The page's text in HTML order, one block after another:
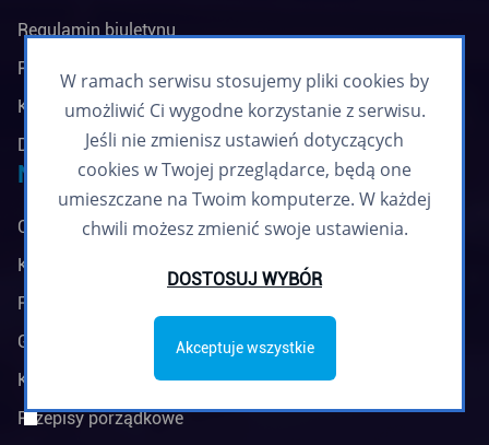
Regulamin biuletynu
Polityka prywatności
Klauzule informacyjne
Deklaracja dostępności
Na skróty
Ceny biletów
Kup bilet okresowy
FAQ
Granice taryfowe
Kontrola biletów
Przepisy porządkowe
W ramach serwisu stosujemy pliki cookies by
umożliwić Ci wygodne korzystanie z serwisu.
Jeśli nie zmienisz ustawień dotyczących
cookies w Twojej przeglądarce, będą one
umieszczane na Twoim komputerze. W każdej
chwili możesz zmienić swoje ustawienia.
DOSTOSUJ WYBÓR
Akceptuje wszystkie